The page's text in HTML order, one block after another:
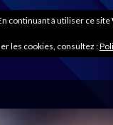
continuant à utiliser ce
les cookies, consultez :